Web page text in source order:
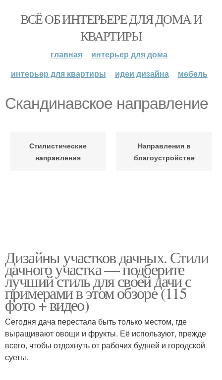
ВСЁ ОБ ИНТЕРЬЕРЕ ДЛЯ ДОМА И
КВАРТИРЫ
главная
интерьер для дома
интерьер для квартиры
идеи дизайна мебель
Скандинавское направление
Стилистические
направления
Направления в
благоустройстве
Дизайны участков дачных. Стили
дачного участка — подберите
лучший стиль для своей дачи с
примерами в этом обзоре (115
фото + видео)
Сегодня дача перестала быть только местом, где
выращивают овощи и фрукты. Её используют, прежде
всего, чтобы отдохнуть от рабочих будней и городской
суеты.